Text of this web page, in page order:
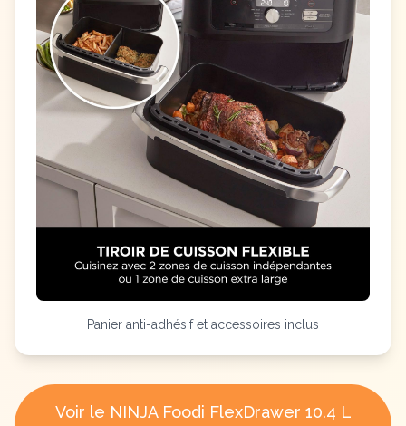
Panier anti-adhésif et accessoires inclus
Voir le NINJA Foodi FlexDrawer 10.4 L